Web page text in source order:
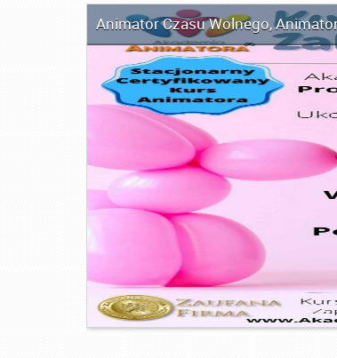
Animator Czasu Wolnego,